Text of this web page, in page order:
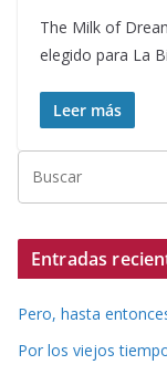
The Milk of
elegido para La
Leer más
Entradas
Pero, hasta
Por los viejos